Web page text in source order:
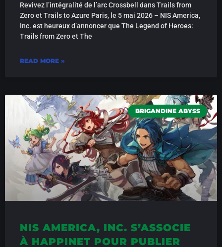
Revivez l’intégralité de l’arc Crossbell dans Trails from
Zero et Trails to Azure Paris, le 5 mai 2026 – NIS America,
Inc. est heureux d’annoncer que The Legend of Heroes:
Trails from Zero et The
READ MORE »
BRIGANDINE ABYSS
NIS AMERICA, INC. S’ASSOCIE
À HAPPINET POUR PUBLIER